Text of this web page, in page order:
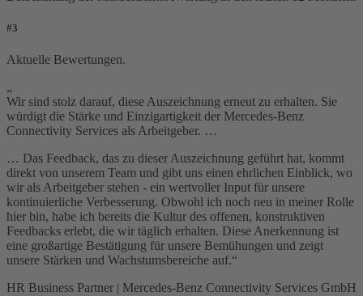
#3
Aktuelle Bewertungen.
„
Wir sind stolz darauf, diese Auszeichnung erneut zu erhalten. Sie
würdigt die Stärke und Einzigartigkeit der Mercedes-Benz
Connectivity Services als Arbeitgeber. …
… Das Feedback, das zu dieser Auszeichnung geführt hat, kommt
direkt von unserem Team und gibt uns einen ehrlichen Einblick, wo
wir als Arbeitgeber stehen - ein wertvoller Input für unsere
kontinuierliche Verbesserung. Obwohl ich noch neu in meiner Rolle
hier bin, habe ich bereits die Kultur des offenen, konstruktiven
Feedbacks erlebt, die wir täglich erhalten. Diese Anerkennung ist
eine großartige Bestätigung für unsere Bemühungen und zeigt
unsere Stärken und Wachstumsbereiche auf.“
HR Business Partner | Mercedes-Benz Connectivity Services GmbH